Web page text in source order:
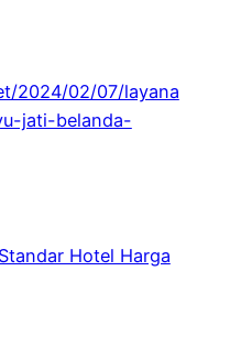
2024/02/07/layana
jati-belanda-
Hotel Harga